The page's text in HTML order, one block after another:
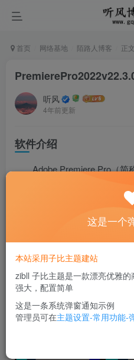
首页 网络基地 陌路人博客 正文
听风
4年前更新
软件介绍
Adobe Premiere Pro（简
编辑软件，数字视频剪辑软
可以在RGB和YUV色彩空间
对4K和更高质量的视频文件
音轨5.1环绕声，支持沉浸式
的软件。Premiere Pro插件架
或DirectShow文件，支持
频格式。
这是一个
本站采用子比主题建站
zibll 子比主题是一款漂亮优雅
强大，配置简单
这是一条系统弹窗通知示例
管理员可在主题设置-常用功能-